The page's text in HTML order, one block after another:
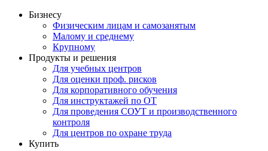
Бизнесу
Физическим лицам и самозанятым
Малому и среднему
Крупному
Продукты и решения
Для учебных центров
Для оценки проф. рисков
Для корпоративного обучения
Для инструктажей по ОТ
Для проведения СОУТ и производственного
контроля
Для центров по охране труда
Купить